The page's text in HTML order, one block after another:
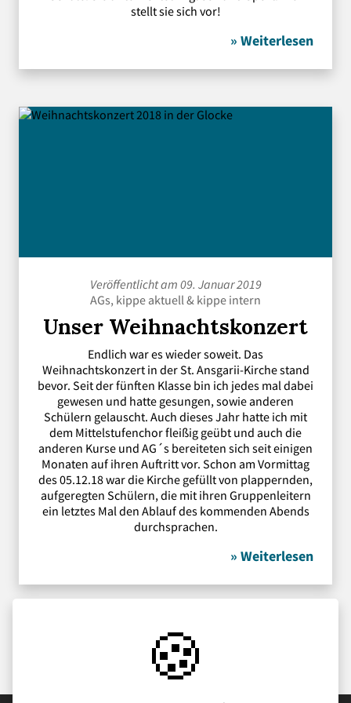
stellt sie sich vor!
» Weiterlesen
Veröffentlicht am 09. Januar 2019
AGs, kippe aktuell& kippe intern
Unser Weihnachtskonzert
Endlich war es wieder soweit. Das
Weihnachtskonzert in der St. Ansgarii-Kirche stand
bevor. Seit der fünften Klasse bin ich jedes mal dabei
gewesen und hatte gesungen, sowie anderen
Schülern gelauscht. Auch dieses Jahr hatte ich mit
dem Mittelstufenchor fleißig geübt und auch die
anderen Kurse und AG´s bereiteten sich seit einigen
Monaten auf ihren Auftritt vor. Schon am Vormittag
des 05.12.18 war die Kirche gefüllt von plappernden,
aufgeregten Schülern, die mit ihren Gruppenleitern
ein letztes Mal den Ablauf des kommenden Abends
durchsprachen.
» Weiterlesen
🍪